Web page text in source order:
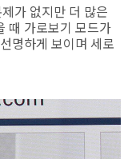
가 없지만 더 많은
때 가로보기 모드가
명하게 보이며 세로